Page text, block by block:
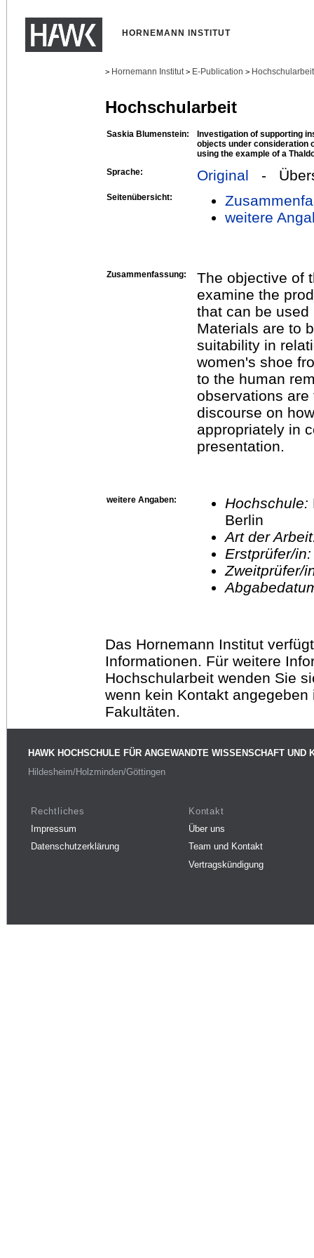
HORNEMANN INSTITUT
> Hornemann Institut > E-Publication >
Hochschularbeit
Saskia Blumenstein:
Investigation of supporting
objects under consideration
using the example of a
Sprache:
Original -
Seitenübersicht:
weitere
Zusammenfassung:
The objective of
examine the
that can be
Materials are to
suitability in
women's shoe
to the human
observations
discourse on
appropriately in
presentation.
weitere Angaben: Hochschule:
Berlin
Art der
Erstprüfer/
Das Hornemann Institut
Informationen. Für weitere
Hochschularbeit wenden Sie
wenn kein Kontakt
Fakultäten.
HAWK HOCHSCHULE FÜR ANGEWANDTE WISSENSCHAFT UND
Hildesheim/Holzminden/Göttingen
Rechtliches
Impressum
Datenschutzerklärung
Kontakt
Über uns
Team und Kontakt
Vertragskündigung